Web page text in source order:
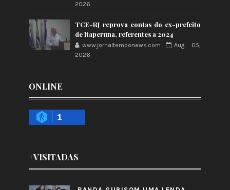
2026
TCE-RJ reprova contas do ex-prefeito
de Itaperuna, referentes a 2024
www.jornaltemponews.com
Aug 05,
2026
ONLINE
1
+VISITADAS